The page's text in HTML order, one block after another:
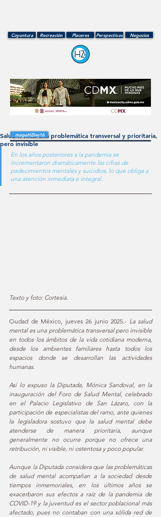
Coyuntura Recreación Placeres Negocios
Perspectivas
Salud mental una problemática transversal y prioritaria,
pero invisible
En los años posteriores a la pandemia se
incrementaron dramáticamente las cifras de
padecimientos mentales y suicidios, lo que obliga a
una atención inmediata e integral.
Texto y foto: Cortesía.
Ciudad de México, jueves 26 junio 2025.- La salud
mental es una problemática transversal pero invisible
en todos los ámbitos de la vida cotidiana moderna,
desde los ambientes familiares hasta todos los
espacios donde se desarrollan las actividades
humanas.
Así lo expuso la Diputada, Mónica Sandoval, en la
inauguración del Foro de Salud Mental, celebrado
en el Palacio Legislativo de San Lázaro, con la
participación de especialistas del ramo, ante quienes
la legisladora sostuvo que la salud mental debe
atenderse de manera prioritaria, aunque
generalmente no ocurre porque no ofrece una
retribución, ni visible, ni ostentosa y poco popular.
Aunque la Diputada considera que las problemáticas
de salud mental acompañan a la sociedad desde
tiempos inmemoriales, en los últimos años se
exacerbaron sus efectos a raíz de la pandemia de
COVID-19 y la juventud es el sector poblacional más
afectado, pues no contaban con una sólida red de
magaHZine16